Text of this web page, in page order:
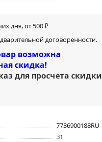
дня, от 500 ₽
договоренности.
возможна
скидка!
для просчета скидки
7736900188RU
31